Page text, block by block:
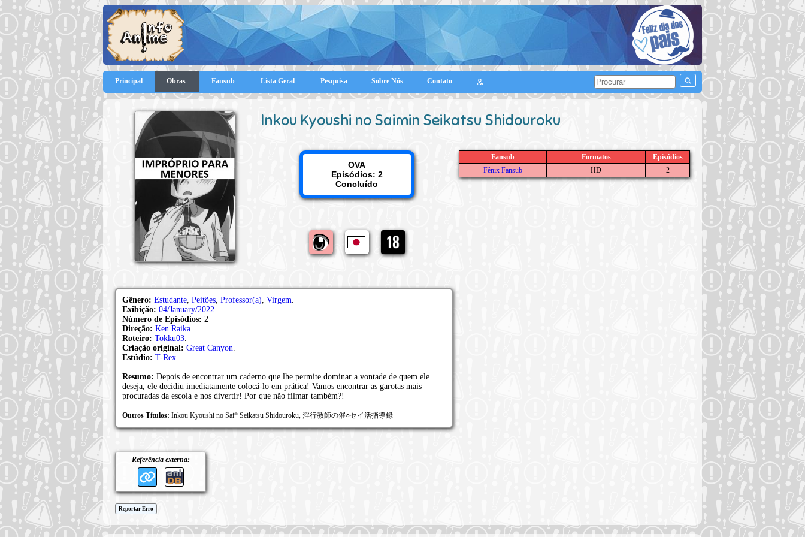
Principal Obras Fansub Lista Geral Pesquisa Sobre Nós Contato
Inkou Kyoushi no Saimin Seikatsu Shidouroku
OVA
Episódios: 2
Concluído
Fansub Formatos
Episódios
Fênix Fansub
HD 2
Gênero: Estudante, Peitões, Professor(a), Virgem.
Exibição: 04/January/2022.
Número de Episódios: 2
Direção: Ken Raika.
Roteiro: Tokku03.
Criação original: Great Canyon.
Estúdio: T-Rex.
Resumo: Depois de encontrar um caderno que lhe permite dominar a vontade de quem ele
deseja, ele decidiu imediatamente colocá-lo em prática! Vamos encontrar as garotas mais
procuradas da escola e nos divertir! Por que não filmar também?!
Outros Títulos: Inkou Kyoushi no Sai* Seikatsu Shidouroku, 淫行教師の催○セイ活指導録
Referência externa:
Reportar Erro